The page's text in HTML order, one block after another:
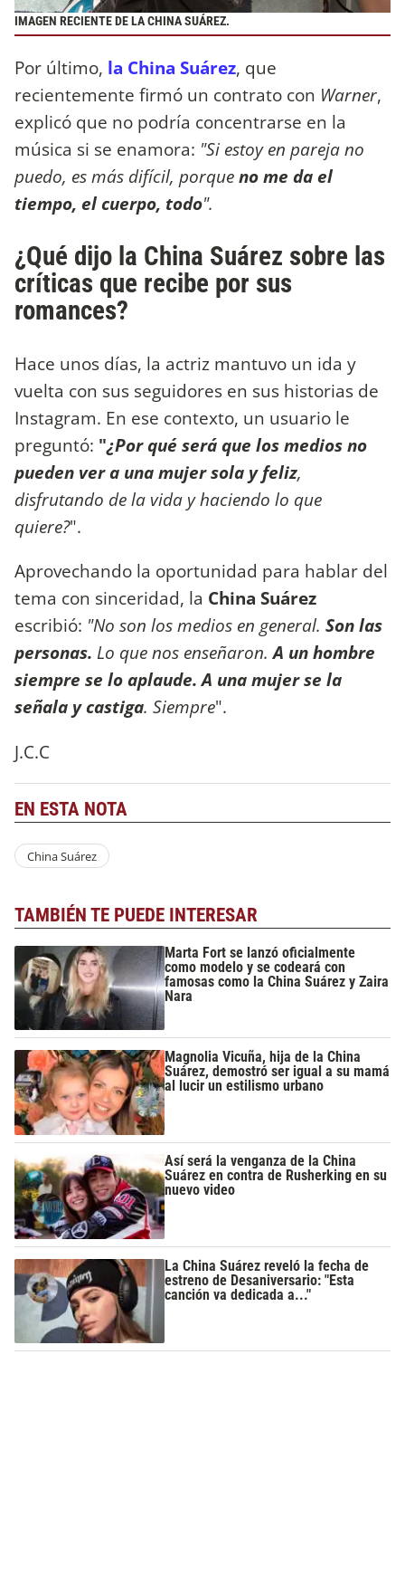
IMAGEN RECIENTE DE LA CHINA SUÁREZ.
Por último, la China Suárez, que
recientemente firmó un contrato con Warner,
explicó que no podría concentrarse en la
música si se enamora: "Si estoy en pareja no
puedo, es más difícil, porqueno me da el
tiempo, el cuerpo, todo".
¿Qué dijo la China Suárez sobre las
críticas que recibe por sus
romances?
Hace unos días, la actriz mantuvo un ida y
vuelta con sus seguidores en sus historias de
Instagram. En ese contexto, un usuario le
preguntó: "¿Por qué será que los medios no
pueden ver a una mujer sola y feliz,
disfrutando de la vida y haciendo lo que
quiere?".
Aprovechando la oportunidad para hablar del
tema con sinceridad, la China Suárez
escribió: "No son los medios en general. Son las
personas. Lo que nos enseñaron.A un hombre
siempre se lo aplaude. A una mujer se la
señala y castiga. Siempre".
J.C.C
EN ESTA NOTA
China Suárez
TAMBIÉN TE PUEDE INTERESAR
Marta Fort se lanzó oficialmente
como modelo y se codeará con
famosas como la China Suárez y Zaira
Nara
Magnolia Vicuña, hija de la China
Suárez, demostró ser igual a su mamá
al lucir un estilismo urbano
Así será la venganza de la China
Suárez en contra de Rusherking en su
nuevo video
La China Suárez reveló la fecha de
estreno de Desaniversario: "Esta
canción va dedicada a..."